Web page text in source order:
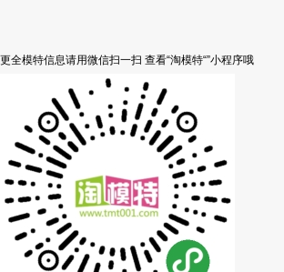
更全模特信息请用微信扫一扫 查看“淘模特“”小程序哦